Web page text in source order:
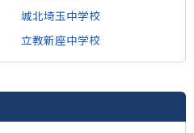
城北埼玉中学校
立教新座中学校